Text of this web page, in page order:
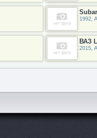
1992,
ВАЗ
2015,